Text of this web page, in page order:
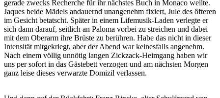
gerade zwecks Recherche für ihr nächstes Buch in Monaco weilte.
Jaques beide Mädels andauernd unangenehm fixiert, Jule des öfteren
im Gesicht betatscht. Später in einem Lifemusik-Laden verlegte er
sich dann darauf, seitlich an Paloma vorbei zu streichen und dabei
mit dem Oberarm ihre Brüste zu berühren. Habe das nicht in dieser
Intensität mitgekriegt, aber der Abend war keinesfalls angenehm.
Nach einem völlig unnötig langen Zickzack-Heimgang haben wir
uns per sofort in das Gästebett verzogen und am nächsten Morgen
ganz leise dieses verwarzte Domizil verlassen.